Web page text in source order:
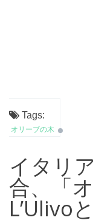
Tags:
オリーブの木
イタリ
合、「
L’Ulivo